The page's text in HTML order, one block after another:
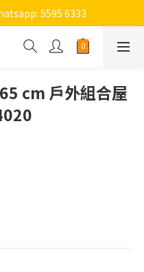
5595 6333
cm 戶外組合屋